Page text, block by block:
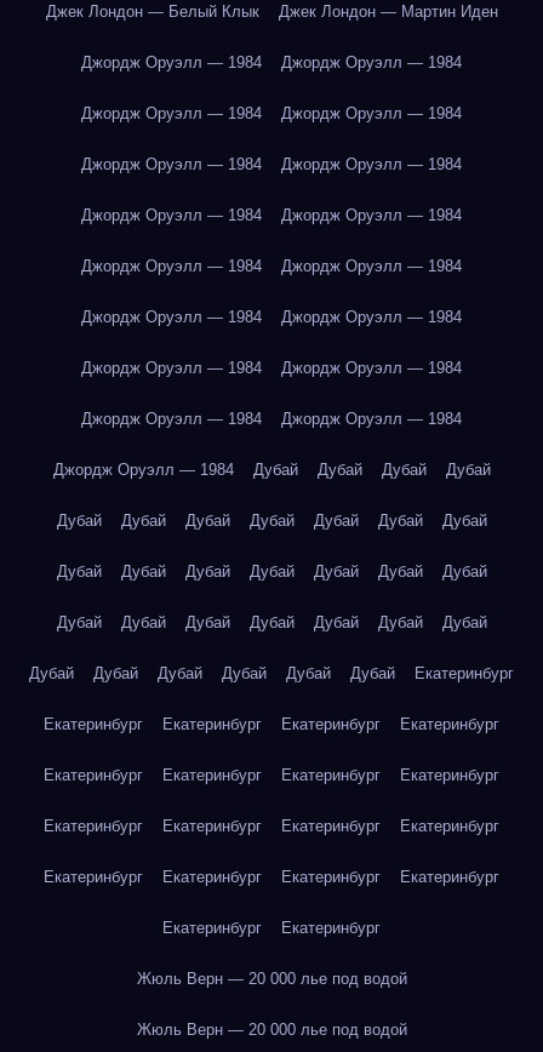
Джек Лондон — Белый Клык Джек Лондон — Мартин Иден
Джордж Оруэлл — 1984 Джордж Оруэлл — 1984
Джордж Оруэлл — 1984 Джордж Оруэлл — 1984
Джордж Оруэлл — 1984 Джордж Оруэлл — 1984
Джордж Оруэлл — 1984 Джордж Оруэлл — 1984
Джордж Оруэлл — 1984 Джордж Оруэлл — 1984
Джордж Оруэлл — 1984 Джордж Оруэлл — 1984
Джордж Оруэлл — 1984 Джордж Оруэлл — 1984
Джордж Оруэлл — 1984 Джордж Оруэлл — 1984
Джордж Оруэлл — 1984 Дубай Дубай Дубай Дубай
Дубай Дубай Дубай Дубай Дубай Дубай Дубай
Дубай Дубай Дубай Дубай Дубай Дубай Дубай
Дубай Дубай Дубай Дубай Дубай Дубай Дубай
Дубай Дубай Дубай Дубай Дубай Дубай Екатеринбург
Екатеринбург Екатеринбург Екатеринбург Екатеринбург
Екатеринбург Екатеринбург Екатеринбург Екатеринбург
Екатеринбург Екатеринбург Екатеринбург Екатеринбург
Екатеринбург Екатеринбург Екатеринбург Екатеринбург
Екатеринбург Екатеринбург
Жюль Верн — 20 000 лье под водой
Жюль Верн — 20 000 лье под водой